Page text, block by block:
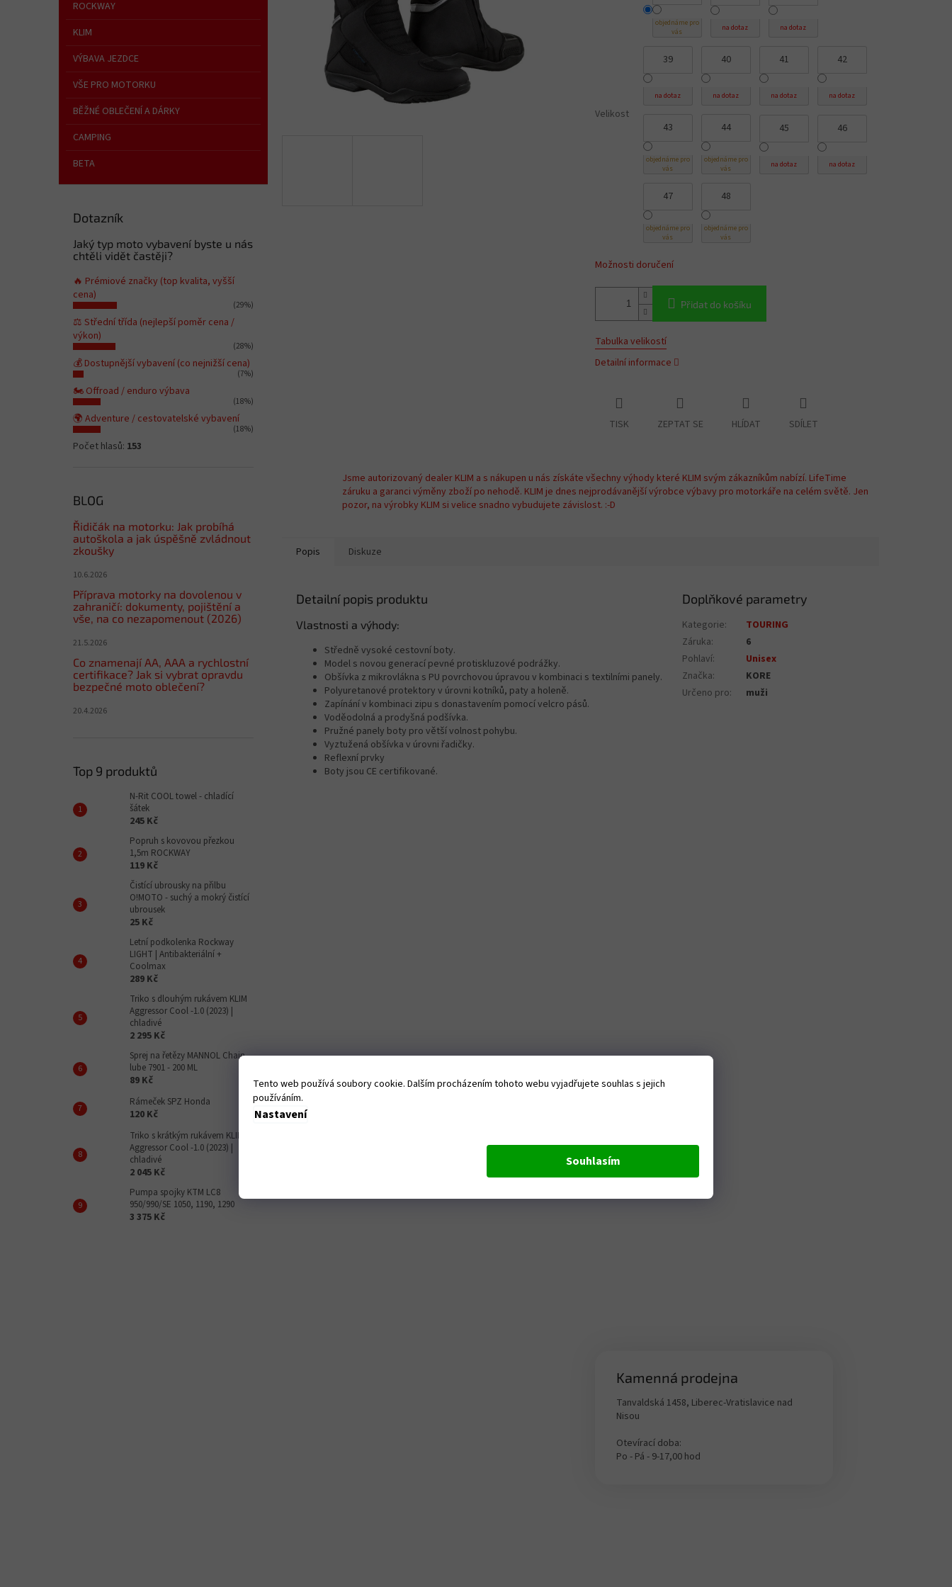
Tento web používá soubory cookie. Dalším procházením tohoto webu vyjadřujete souhlas s jejich
používáním.
Nastavení
Souhlasím
ROCKWAY
KLIM
VÝBAVA JEZDCE
VŠE PRO MOTORKU
BĚŽNÉ OBLEČENÍ A DÁRKY
CAMPING
BETA
Dotazník
Jaký typ moto vybavení byste u nás
chtěli vidět častěji?
🔥 Prémiové značky (top kvalita, vyšší
cena)
(29%)
⚖️ Střední třída (nejlepší poměr cena /
výkon)
(28%)
💰 Dostupnější vybavení (co nejnižší cena)
(7%)
🏍️ Offroad / enduro výbava
(18%)
🌍 Adventure / cestovatelské vybavení
(18%)
Počet hlasů: 153
BLOG
Řidičák na motorku: Jak probíhá
autoškola a jak úspěšně zvládnout
zkoušky
10.6.2026
Příprava motorky na dovolenou v
zahraničí: dokumenty, pojištění a
vše, na co nezapomenout (2026)
21.5.2026
Co znamenají AA, AAA a rychlostní
certifikace? Jak si vybrat opravdu
bezpečné moto oblečení?
20.4.2026
Top 9 produktů
N-Rit COOL towel - chladící
šátek
245 Kč
Popruh s kovovou přezkou
1,5m ROCKWAY
119 Kč
Čistící ubrousky na přilbu
O!MOTO - suchý a mokrý čistící
ubrousek
25 Kč
Letní podkolenka Rockway
LIGHT | Antibakteriální +
Coolmax
289 Kč
Triko s dlouhým rukávem KLIM
Aggressor Cool -1.0 (2023) |
chladivé
2 295 Kč
Sprej na řetězy MANNOL Chain
lube 7901 - 200 ML
89 Kč
Rámeček SPZ Honda
120 Kč
Triko s krátkým rukávem KLIM
Aggressor Cool -1.0 (2023) |
chladivé
2 045 Kč
Pumpa spojky KTM LC8
950/990/SE 1050, 1190, 1290
3 375 Kč
Velikost
objednáme pro
vás
na dotaz na dotaz
39
na dotaz
40
na dotaz
41
na dotaz
42
na dotaz
43
objednáme pro
vás
44
objednáme pro
vás
45
na dotaz
46
na dotaz
47
objednáme pro
vás
48
objednáme pro
vás
Možnosti doručení
Přidat do košíku
Tabulka velikostí
Detailní informace
TISK ZEPTAT SE HLÍDAT SDÍLET
Jsme autorizovaný dealer KLIM a s nákupen u nás získáte všechny výhody které KLIM svým zákazníkům nabízí. LifeTime
záruku a garanci výměny zboží po nehodě. KLIM je dnes nejprodávanější výrobce výbavy pro motorkáře na celém světě. Jen
pozor, na výrobky KLIM si velice snadno vybudujete závislost. :-D
Popis Diskuze
Detailní popis produktu
Vlastnosti a výhody:
Středně vysoké cestovní boty.
Model s novou generací pevné protiskluzové podrážky.
Obšívka z mikrovlákna s PU povrchovou úpravou v kombinaci s textilními panely.
Polyuretanové protektory v úrovni kotníků, paty a holeně.
Zapínání v kombinaci zipu s donastavením pomocí velcro pásů.
Voděodolná a prodyšná podšívka.
Pružné panely boty pro větší volnost pohybu.
Vyztužená obšívka v úrovni řadičky.
Reflexní prvky
Boty jsou CE certifikované.
Doplňkové parametry
Kategorie:
TOURING
Záruka:
6
Pohlaví:
Unisex
Značka:
KORE
Určeno pro: muži
Kamenná prodejna
Tanvaldská 1458, Liberec-Vratislavice nad
Nisou
Otevírací doba:
Po - Pá - 9-17,00 hod